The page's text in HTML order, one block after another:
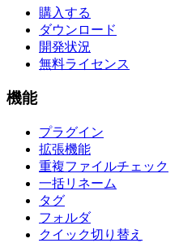
購入する
ダウンロード
開発状況
無料ライセンス
機能
プラグイン
拡張機能
重複ファイルチェック
一括リネーム
タグ
フォルダ
クイック切り替え